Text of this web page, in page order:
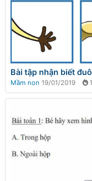
Bài tập nhận biết
Mầm non 19/01/2019